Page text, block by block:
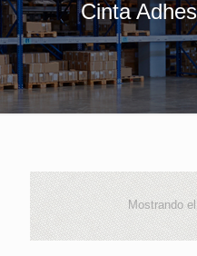
Cinta
Mostrando